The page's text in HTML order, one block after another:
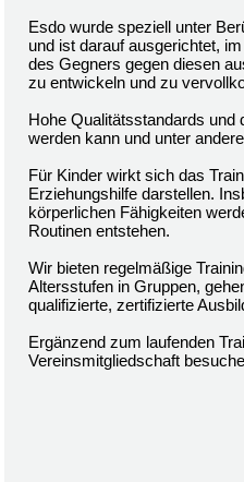
Esdo wurde speziell unter
und ist darauf ausgerichtet,
des Gegners gegen diesen
zu entwickeln und zu
Hohe Qualitätsstandards und
werden kann und unter
Für Kinder wirkt sich das
Erziehungshilfe darstellen.
körperlichen Fähigkeiten
Routinen entstehen.
Wir bieten regelmäßige
Altersstufen in Gruppen,
qualifizierte, zertifizierte
Ergänzend zum laufenden
Vereinsmitgliedschaft